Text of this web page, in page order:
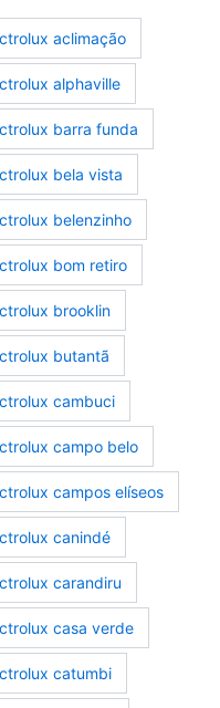
aclimação
alphaville
barra funda
bela vista
belenzinho
bom retiro
brooklin
butantã
cambuci
campo belo
campos elíseos
canindé
carandiru
casa verde
catumbi